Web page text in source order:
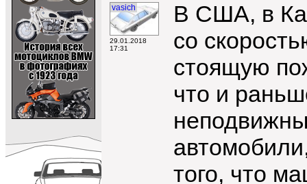
vasich
29.01.2018
17:31
В США, в
со
стоящую
что и
того, что